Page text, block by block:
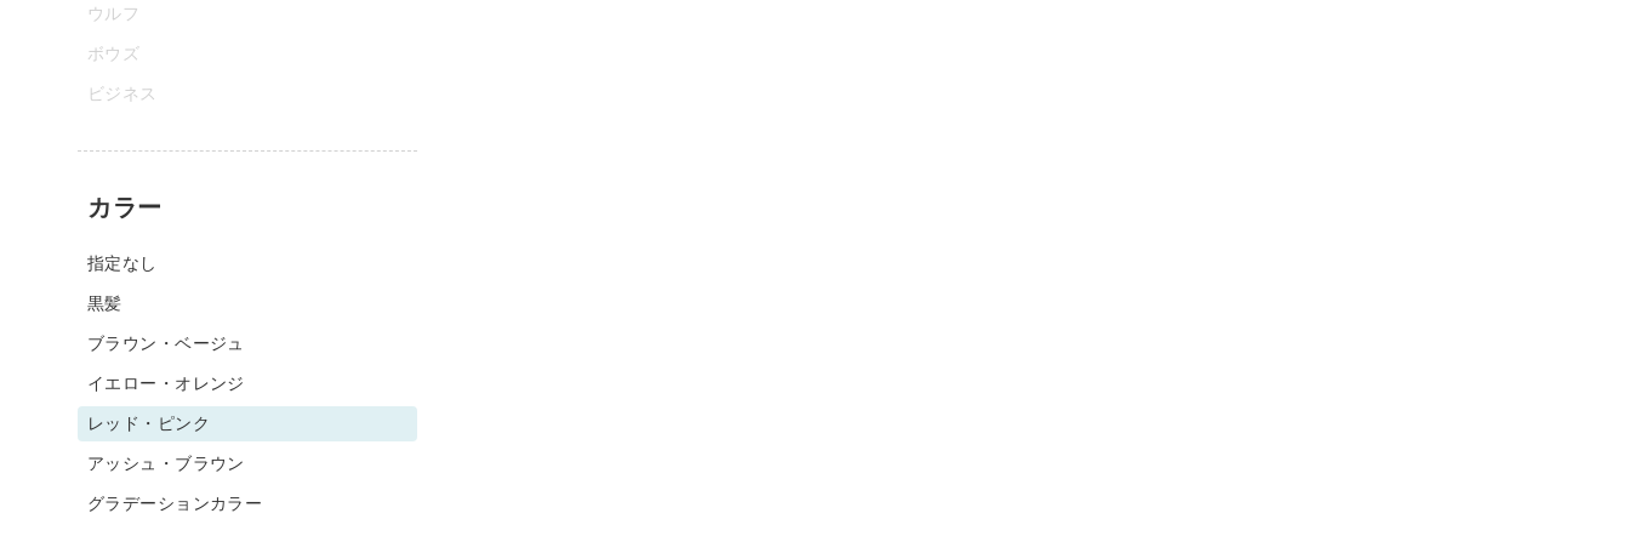
ウルフ
ボウズ
ビジネス
カラー
指定なし
黒髪
ブラウン・ベージュ
イエロー・オレンジ
レッド・ピンク
アッシュ・ブラウン
グラデーションカラー